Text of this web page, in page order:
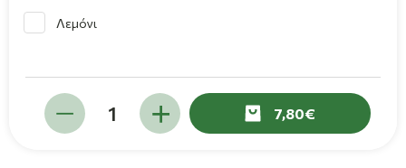
Λεμόνι
7,80